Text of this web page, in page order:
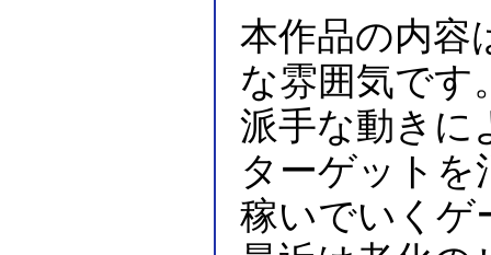
本作品の内容
な雰囲気です
派手な動きに
ターゲット
稼いでいくゲ